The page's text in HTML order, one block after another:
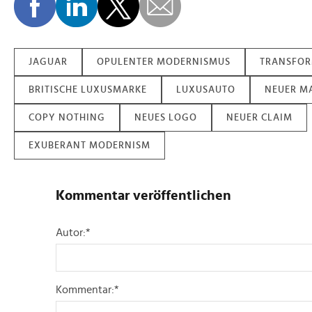
JAGUAR OPULENTER MODERNISMUS
BRITISCHE LUXUSMARKE LUXUSAUTO NEUER
COPY NOTHING NEUES LOGO NEUER CLAIM
EXUBERANT MODERNISM
Kommentar veröffentlichen
Autor:*
Kommentar:*